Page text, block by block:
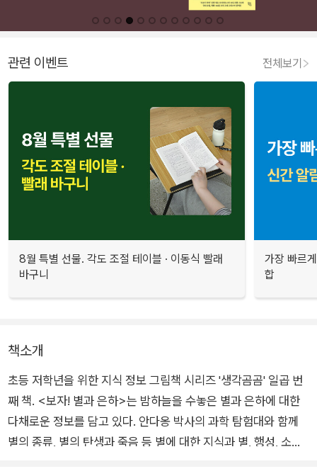
관련 이벤트 전체보기
8월 특별 선물. 각도 조절 테이블 · 이동식 빨래
바구니
가장 빠르
합
책소개
초등 저학년을 위한 지식 정보 그림책 시리즈 '생각곰곰' 일곱 번
째 책. <보자! 별과 은하>는 밤하늘을 수놓은 별과 은하에 대한
다채로운 정보를 담고 있다. 안다옹 박사의 과학 탐험대와 함께
별의 종류, 별의 탄생과 죽음 등 별에 대한 지식과 별, 행성, 소행